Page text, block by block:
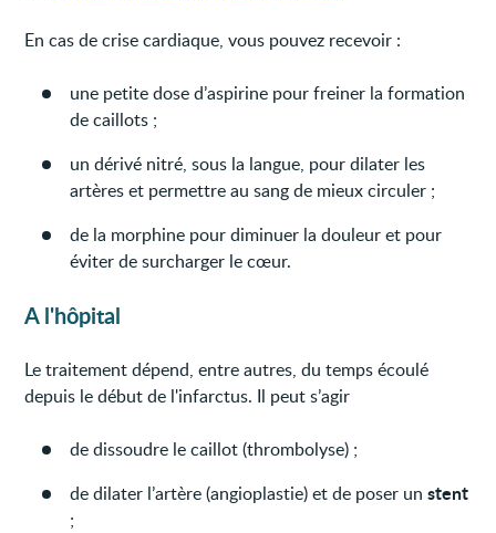
En cas de crise cardiaque, vous pouvez recevoir :
une petite dose d’aspirine pour freiner la formation
de caillots ;
un dérivé nitré, sous la langue, pour dilater les
artères et permettre au sang de mieux circuler ;
de la morphine pour diminuer la douleur et pour
éviter de surcharger le cœur.
A l'hôpital
Le traitement dépend, entre autres, du temps écoulé
depuis le début de l'infarctus. Il peut s’agir
de dissoudre le caillot (thrombolyse) ;
de dilater l’artère (angioplastie) et de poser unstent
;